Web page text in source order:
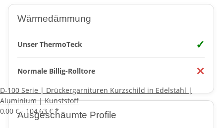
Wärmedämmung
Unser ThermoTeck ✓
Normale Billig-Rolltore ✕
Ausgeschäumte Profile
D-100 Serie | Drückergarnituren Kurzschild in Edelstahl |
Aluminium | Kunststoff
0,00 € -104,63 €*